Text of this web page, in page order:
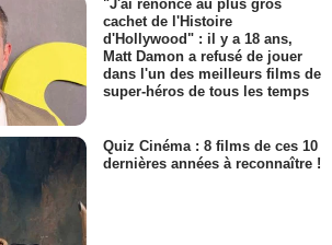
"J'ai renoncé au plus gros
cachet de l'Histoire
d'Hollywood" : il y a 18 ans,
Matt Damon a refusé de jouer
dans l'un des meilleurs films de
super-héros de tous les temps
Quiz Cinéma : 8 films de ces 10
dernières années à reconnaître !